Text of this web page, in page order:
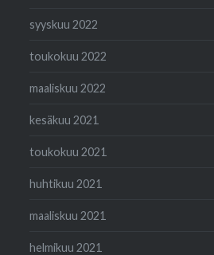
syyskuu 2022
toukokuu 2022
maaliskuu 2022
kesäkuu 2021
toukokuu 2021
huhtikuu 2021
maaliskuu 2021
helmikuu 2021